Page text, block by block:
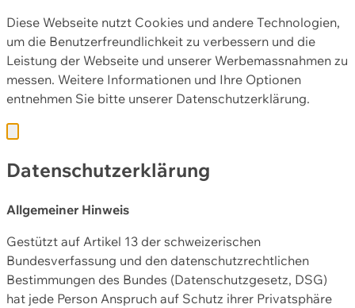
Diese Webseite nutzt Cookies und andere Technologien,
um die Benutzerfreundlichkeit zu verbessern und die
Leistung der Webseite und unserer Werbemassnahmen zu
messen. Weitere Informationen und Ihre Optionen
entnehmen Sie bitte unserer Datenschutzerklärung.
Datenschutzerklärung
Allgemeiner Hinweis
Gestützt auf Artikel 13 der schweizerischen
Bundesverfassung und den datenschutzrechtlichen
Bestimmungen des Bundes (Datenschutzgesetz, DSG)
hat jede Person Anspruch auf Schutz ihrer Privatsphäre